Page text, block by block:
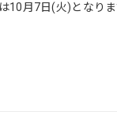
10月7日(火)となり